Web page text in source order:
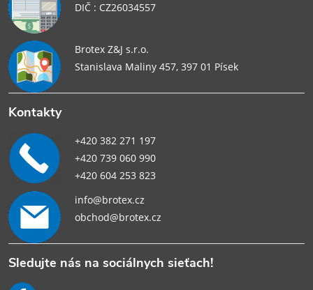
DIČ : CZ26034557
Brotex Z&J s.r.o.
Stanislava Maliny 457, 397 01 Písek
Kontakty
+420 382 271 197
+420 739 060 990
+420 604 253 823
info@brotex.cz
obchod@brotex.cz
Sledujte nás na sociálnych sieťach!